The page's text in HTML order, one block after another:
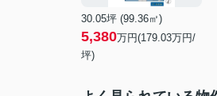
30.05坪 (99.36㎡)
5,380万円(179.03万円/
坪)